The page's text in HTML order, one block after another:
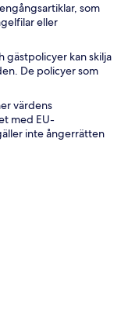
som
eller
gästpolicyer kan skilja
De policyer som
värdens
med EU-
inte ångerrätten